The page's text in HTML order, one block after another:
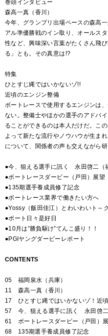
巻頭インタビュー
森高一真（香川）
今年、グランプリ出場ペースの森高
アル準優勝戦のイン取り、オールス
性など、興味深い言葉がたくさん飛
る」とも。その真意は!?
特集
ひとすじ縄ではいかないゾ!!
近頃のエンジン整備
ボートレースで使用するエンジンは
ない。整備士やほかの選手のアドバ
ることができるのは本人だけだ。こ
よって新たな流行やノウハウが生ま
について、関係者の声も交えながら研
●今、狙える選手に訊く 永田啓二（
●ボートレースダービー（戸田）展望
●135期選手養成員修了記念
●ボートレース業界で働きたい方へ
●Yossy（飯田佳江）とわいわいト～ク
●ボート日々是好日
●10月は”勝負駆け”てんこ盛り！！
●PGIヤングダービーレポート
CONTENTS
05 福岡泉水（兵庫）
11 森高一真（香川）
17 ひとすじ縄ではいかないゾ！近
57 今、狙える選手に訊く 永田啓二
61 ボートレースダービー（戸田）
68 135期選手養成員修了記念